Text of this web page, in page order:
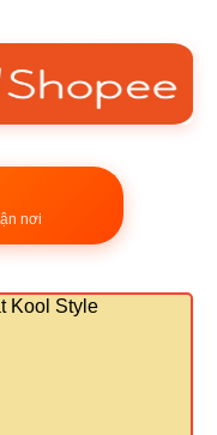
nơi
Kool Style